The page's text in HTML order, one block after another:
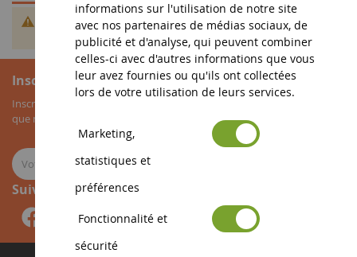
Impossible de trouver des produits correspondants à votre
sélection.
Inscription à la newsletter
Inscrivez-vous à notre newsletter pour recevoir nos bons plans, ainsi
que nos nouveautés sur les miniatures agricoles.
Suivez-nous
informations sur l'utilisation de notre site
avec nos partenaires de médias sociaux, de
publicité et d'analyse, qui peuvent combiner
celles-ci avec d'autres informations que vous
leur avez fournies ou qu'ils ont collectées
lors de votre utilisation de leurs services.
Marketing,
statistiques et
préférences
Fonctionnalité et
sécurité